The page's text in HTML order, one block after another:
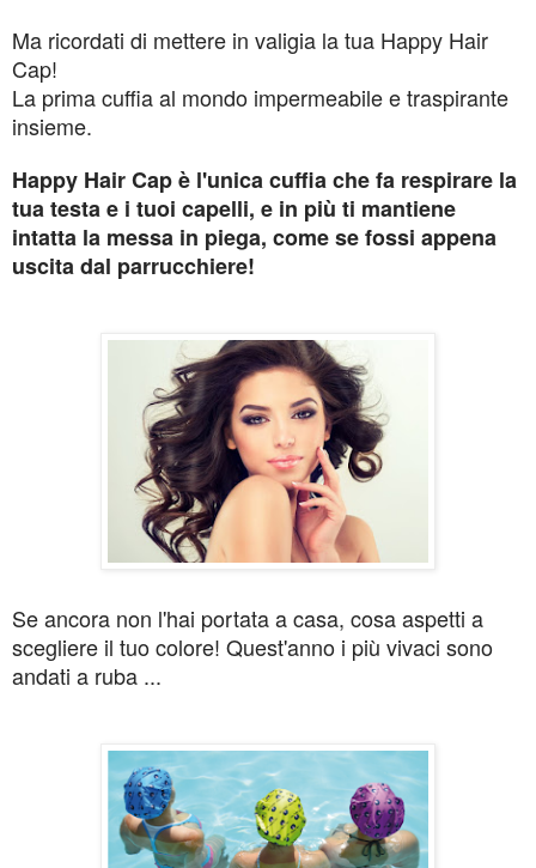
Ma ricordati di mettere in valigia la tua Happy Hair
Cap!
La prima cuffia al mondo impermeabile e traspirante
insieme.
Happy Hair Cap è l'unica cuffia che fa respirare la
tua testa e i tuoi capelli, e in più ti mantiene
intatta la messa in piega, come se fossi appena
uscita dal parrucchiere!
Se ancora non l'hai portata a casa, cosa aspetti a
scegliere il tuo colore! Quest'anno i più vivaci sono
andati a ruba ...